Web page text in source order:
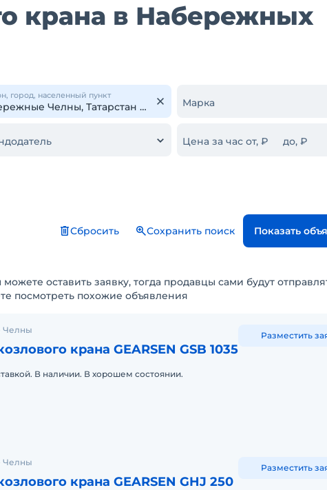
крана в Набережных
город, населенный пункт
Марка
Цена за час от, ₽ до, ₽
Сбросить Сохранить поиск Показать
оставить заявку, тогда продавцы сами будут
посмотреть похожие объявления
Челны
крана GEARSEN GSB 1035
В наличии. В хорошем состоянии.
Разместить
Челны
крана GEARSEN GHJ 250
Разместить